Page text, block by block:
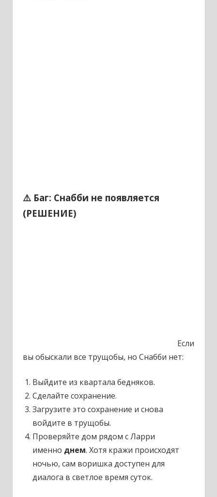
⚠️ Баг: Снабби не появляется
(РЕШЕНИЕ)
Если
вы обыскали все трущобы, но Снабби нет:
Выйдите из квартала бедняков.
Сделайте сохранение.
Загрузите это сохранение и снова
войдите в трущобы.
Проверяйте дом рядом с Ларри
именно днем. Хотя кражи происходят
ночью, сам воришка доступен для
диалога в светлое время суток.